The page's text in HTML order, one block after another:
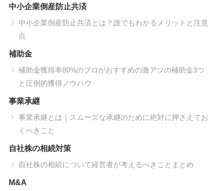
中小企業倒産防止共済
中小企業倒産防止共済とは？誰でもわかるメリットと注意
点
補助金
補助金獲得率80%のプロがおすすめの激アツの補助金3つ
と圧倒的獲得ノウハウ
事業承継
事業承継とは｜スムーズな承継のために絶対に押さえてお
くべきこと
自社株の相続対策
自社株の相続について経営者が考えるべきことまとめ
M&A